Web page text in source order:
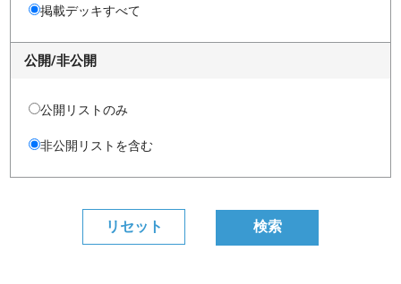
掲載デッキすべて
公開/非公開
公開リストのみ
非公開リストを含む